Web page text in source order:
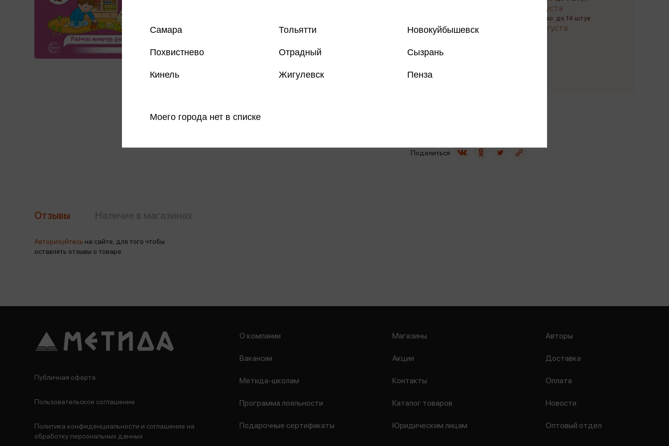
до 9 августа
Количество: до 14 штук
до 20 августа
Поделиться
Отзывы
Авторизуйтесь на сайте, для того чтобы
оставлять отзывы о товаре.
Самара Тольятти Новокуйбышевск
Похвистнево Отрадный Сызрань
Кинель Жигулевск Пенза
Моего города нет в списке
О компании
Вакансии
Метида-школам
Программа лояльности
Подарочные сертификаты
Магазины
Акции
Контакты
Каталог товаров
Юридическим лицам
Авторы
Доставка
Оплата
Новости
Оптовый отдел
Публичная оферта
Пользовательское соглашение
Политика конфиденциальности и соглашение на
обработку персональных данных